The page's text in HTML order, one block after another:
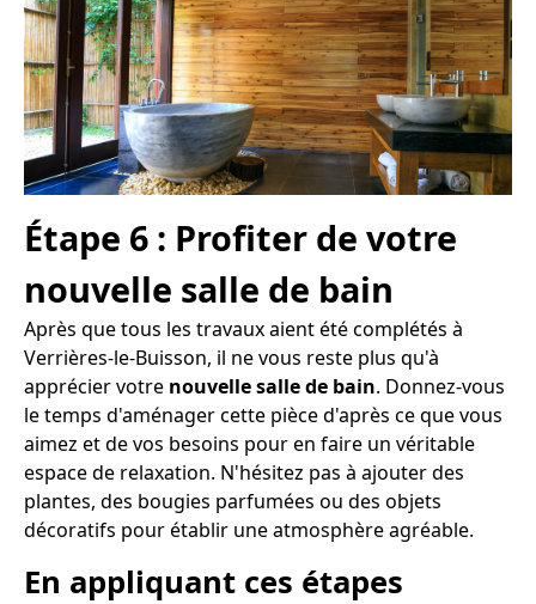
Étape 6 : Profiter de votre
nouvelle salle de bain
Après que tous les travaux aient été complétés à
Verrières-le-Buisson, il ne vous reste plus qu'à
apprécier votre nouvelle salle de bain. Donnez-vous
le temps d'aménager cette pièce d'après ce que vous
aimez et de vos besoins pour en faire un véritable
espace de relaxation. N'hésitez pas à ajouter des
plantes, des bougies parfumées ou des objets
décoratifs pour établir une atmosphère agréable.
En appliquant ces étapes